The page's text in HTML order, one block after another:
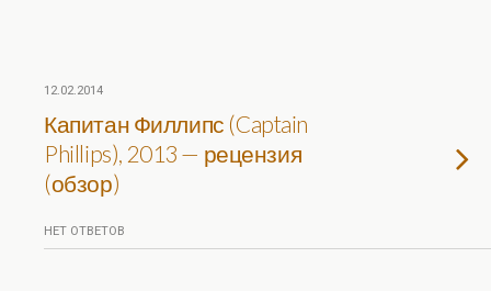
12.02.2014
Капитан Филлипс (Captain
Phillips), 2013 — рецензия
(обзор)
НЕТ ОТВЕТОВ